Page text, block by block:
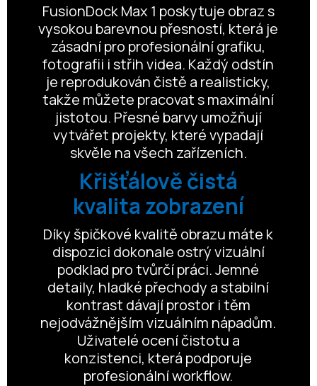
FusionDock Max 1 poskytuje obraz s
vysokou barevnou přesností, která je
zásadní pro profesionální grafiku,
fotografii i střih videa. Každý odstín
je reprodukován čistě a realisticky,
takže můžete pracovat s maximální
jistotou. Přesné barvy umožňují
vytvářet projekty, které vypadají
skvěle na všech zařízeních.
Křišťálově čistá
kvalita zobrazení
Díky špičkové kvalitě obrazu máte k
dispozici dokonale ostrý vizuální
podklad pro tvůrčí práci. Jemné
detaily, hladké přechody a stabilní
kontrast dávají prostor i těm
nejodvážnějším vizuálním nápadům.
Uživatelé ocení čistotu a
konzistenci, která podporuje
profesionální workflow.